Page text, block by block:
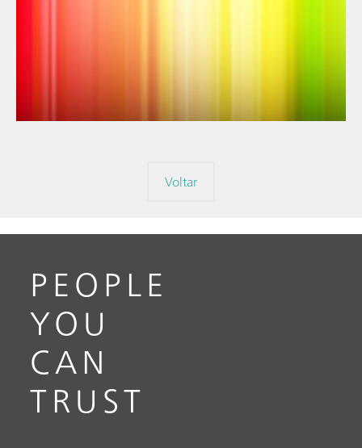
Voltar
PEOPLE
YOU
CAN
TRUST